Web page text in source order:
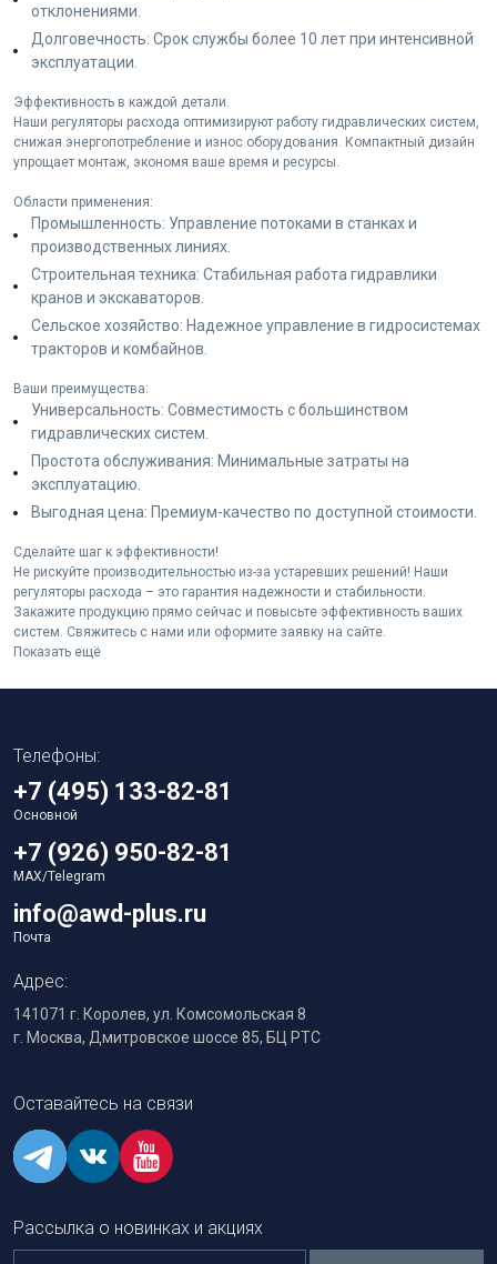
отклонениями.
Долговечность: Срок службы более 10 лет при интенсивной
эксплуатации.
Эффективность в каждой детали.
Наши регуляторы расхода оптимизируют работу гидравлических систем,
снижая энергопотребление и износ оборудования. Компактный дизайн
упрощает монтаж, экономя ваше время и ресурсы.
Области применения:
Промышленность: Управление потоками в станках и
производственных линиях.
Строительная техника: Стабильная работа гидравлики
кранов и экскаваторов.
Сельское хозяйство: Надежное управление в гидросистемах
тракторов и комбайнов.
Ваши преимущества:
Универсальность: Совместимость с большинством
гидравлических систем.
Простота обслуживания: Минимальные затраты на
эксплуатацию.
Выгодная цена: Премиум-качество по доступной стоимости.
Сделайте шаг к эффективности!
Не рискуйте производительностью из-за устаревших решений! Наши
регуляторы расхода – это гарантия надежности и стабильности.
Закажите продукцию прямо сейчас и повысьте эффективность ваших
систем. Свяжитесь с нами или оформите заявку на сайте.
Показать ещё
Телефоны:
+7 (495) 133-82-81
Основной
+7 (926) 950-82-81
MAX/Telegram
info@awd-plus.ru
Почта
Адрес:
141071 г. Королев, ул. Комсомольская 8
г. Москва, Дмитровское шоссе 85, БЦ РТС
Оставайтесь на связи
Рассылка о новинках и акциях